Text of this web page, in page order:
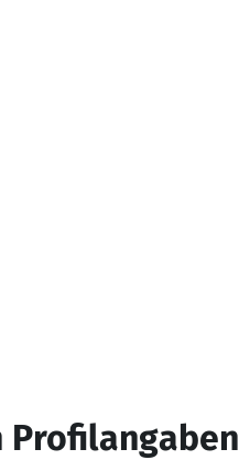
Profilangaben